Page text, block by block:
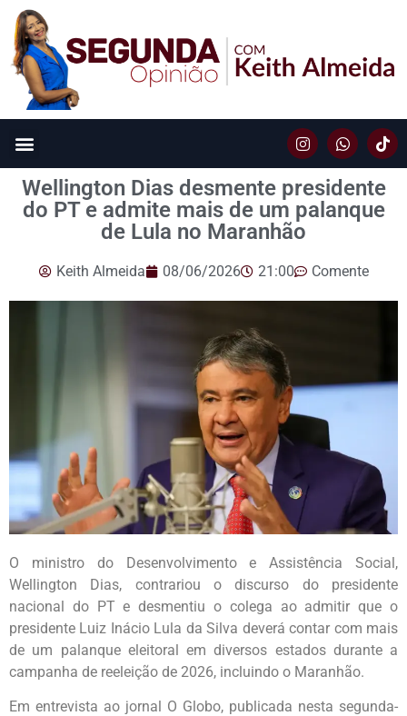
Wellington Dias desmente presidente
do PT e admite mais de um palanque
de Lula no Maranhão
Keith Almeida 08/06/2026 21:00 Comente
O ministro do Desenvolvimento e Assistência Social,
Wellington Dias, contrariou o discurso do presidente
nacional do PT e desmentiu o colega ao admitir que o
presidente Luiz Inácio Lula da Silva deverá contar com mais
de um palanque eleitoral em diversos estados durante a
campanha de reeleição de 2026, incluindo o Maranhão.
Em entrevista ao jornal O Globo, publicada nesta segunda-